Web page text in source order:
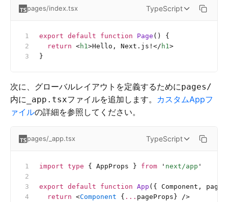
pages/index.tsx TypeScript
export default function Page () {
  return
<h1>Hello, Next.js!</ h1>
}
次に、グローバルレイアウトを定義するためにpages/
内に _app.tsxファイルを追加します。 カスタムAppフ
ァイルの詳細を参照してください。
pages/_app.tsx TypeScript
import type { AppProps } from ' next/app '
export default function App ({ Component,
  return
<Component { ... pageProps} />